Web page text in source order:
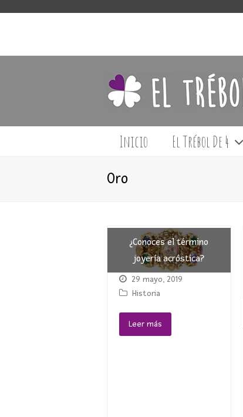
Inicio El Trébol De 4
Oro
¿Conoces el término
joyería acróstica?
29 mayo, 2019
Historia
Leer más